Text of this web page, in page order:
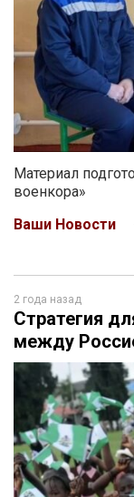
Материал
военкора»
Ваши Новости
2 года назад
Стратегия
между